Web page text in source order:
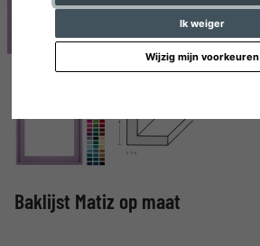
Ik weiger
Wijzig mijn voorkeuren
Baklijst Matiz op maat